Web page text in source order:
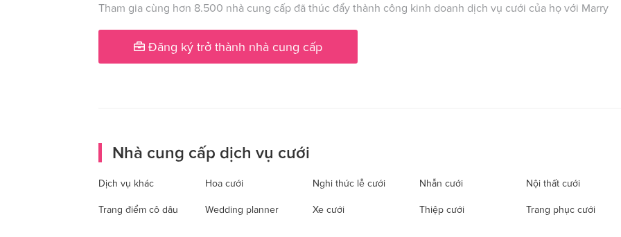
Tham gia cùng hơn 8.500 nhà cung cấp đã thúc đẩy thành công kinh doanh dịch vụ cưới của họ với Marry
Đăng ký trở thành nhà cung cấp
Nhà cung cấp dịch vụ cưới
Dịch vụ khác Hoa cưới Nghi thức lễ cưới Nhẫn cưới Nội thất cưới
Trang điểm cô dâu Wedding planner Xe cưới Thiệp cưới Trang phục cưới